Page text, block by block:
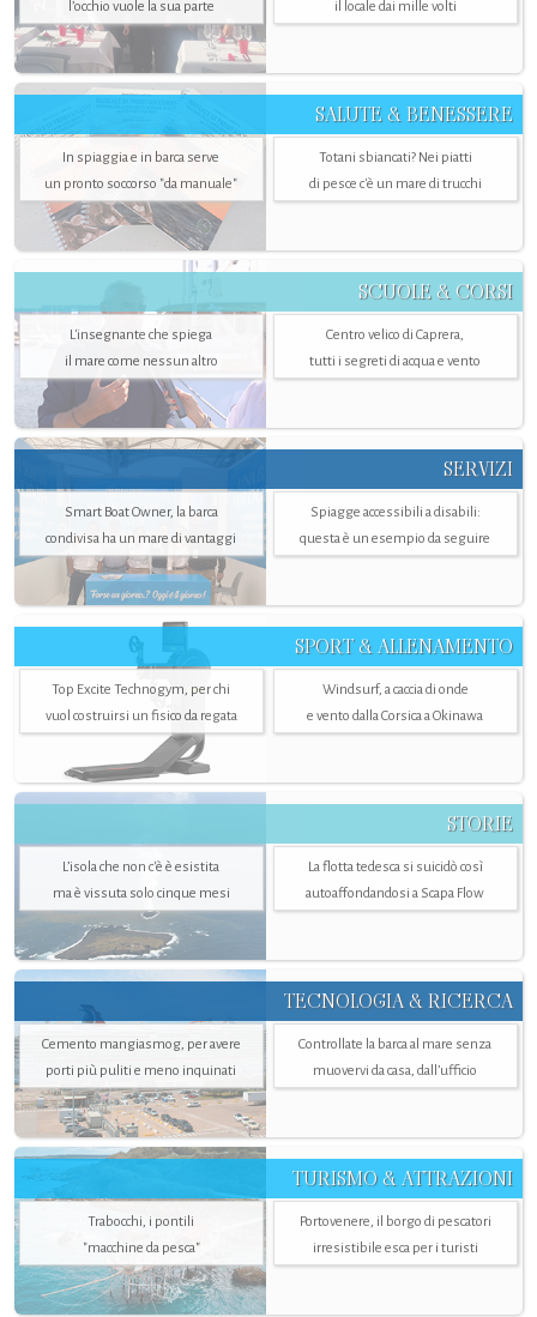
l’occhio vuole la sua parte il locale dai mille volti
SALUTE & BENESSERE
In spiaggia e in barca serve
un pronto soccorso "da manuale"
Totani sbiancati? Nei piatti
di pesce c'è un mare di trucchi
SCUOLE & CORSI
L'insegnante che spiega
il mare come nessun altro
Centro velico di Caprera,
tutti i segreti di acqua e vento
SERVIZI
Smart Boat Owner, la barca
condivisa ha un mare di vantaggi
Spiagge accessibili a disabili:
questa è un esempio da seguire
SPORT & ALLENAMENTO
Top Excite Technogym, per chi
vuol costruirsi un fisico da regata
Windsurf, a caccia di onde
e vento dalla Corsica a Okinawa
STORIE
L’isola che non c'è è esistita
ma è vissuta solo cinque mesi
La flotta tedesca si suicidò così
autoaffondandosi a Scapa Flow
TECNOLOGIA & RICERCA
Cemento mangiasmog, per avere
porti più puliti e meno inquinati
Controllate la barca al mare senza
muovervi da casa, dall’ufficio
TURISMO & ATTRAZIONI
Trabocchi, i pontili
"macchine da pesca"
Portovenere, il borgo di pescatori
irresistibile esca per i turisti